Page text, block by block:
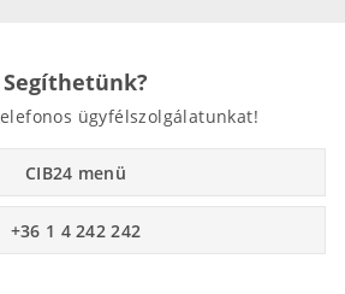
Segíthetünk?
ügyfélszolgálatunkat!
CIB24 menü
+36 1 4 242 242